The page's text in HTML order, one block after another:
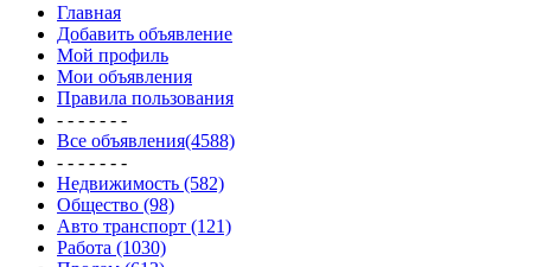
Главная
Добавить объявление
Мой профиль
Мои объявления
Правила пользования
- - - - - - -
Все объявления(4588)
- - - - - - -
Недвижимость (582)
Общество (98)
Авто транспорт (121)
Работа (1030)